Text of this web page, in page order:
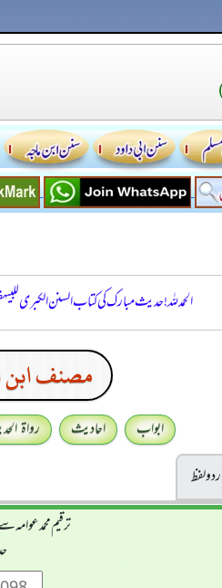
الحمدللہ! حدیث مبارک کی کتاب السنن الكبرى
مصنف ابن
ابواب احادیث رواۃ
لفظ
ترقیم محمدعوامہ